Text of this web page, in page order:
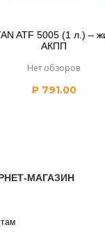
ATF 5005 (1 л.) –
АКПП
Нет обзоров
₽791.00
МАГАЗИН